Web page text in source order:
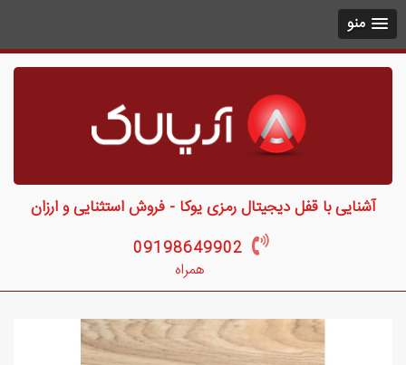
منو
آشنایی با قفل دیجیتال رمزی یوکا - فروش استثنایی و ارزان
09198649902
همراه